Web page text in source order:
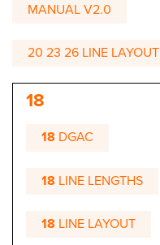
MANUAL V2.0
20 23 26 LINE LAYOUT
18
18 DGAC
18 LINE LENGTHS
18 LINE LAYOUT